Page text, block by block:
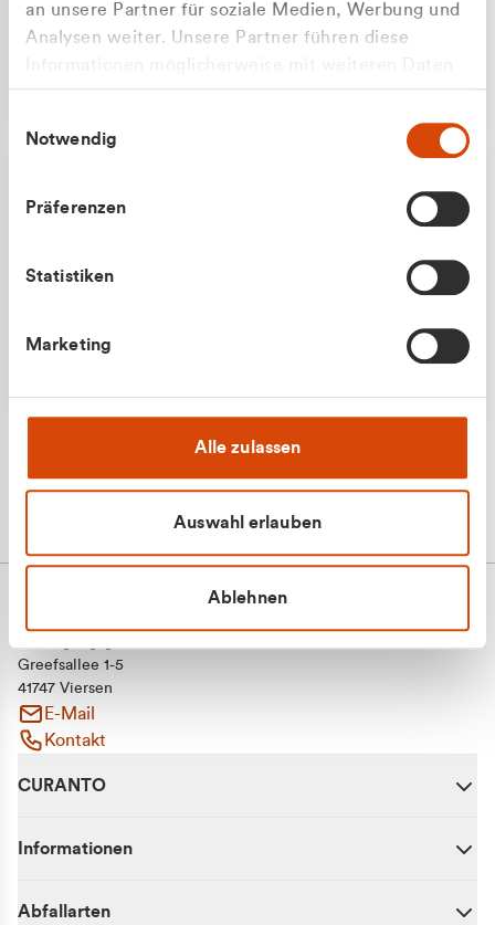
an unsere Partner für soziale Medien, Werbung und
Analysen weiter. Unsere Partner führen diese
gesammelt haben.
Notwendig
Präferenzen
Statistiken
Marketing
Alle zulassen
Auswahl erlauben
Ablehnen
Apilash Balanesan
Greefsallee 1-5
41747 Viersen
E-Mail
Kontakt
CURANTO
Informationen
Abfallarten